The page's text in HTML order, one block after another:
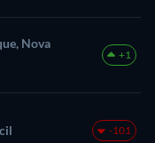
Nova
+1
-101